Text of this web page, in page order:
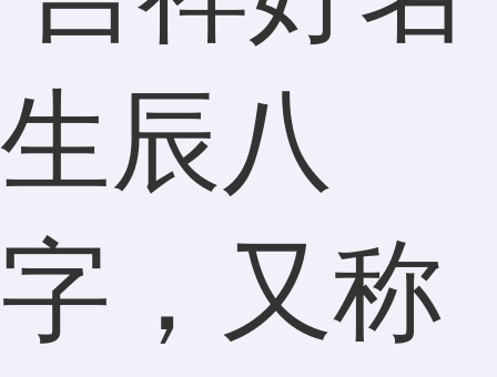
生辰八
字，又称